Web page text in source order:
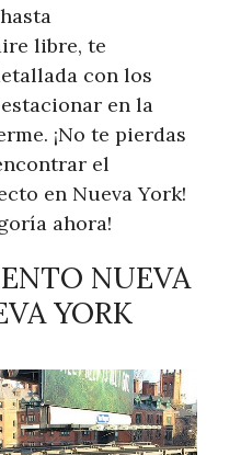
libre, te
con los
en la
¡No te pierdas
el
en Nueva York!
ahora!
NUEVA
YORK